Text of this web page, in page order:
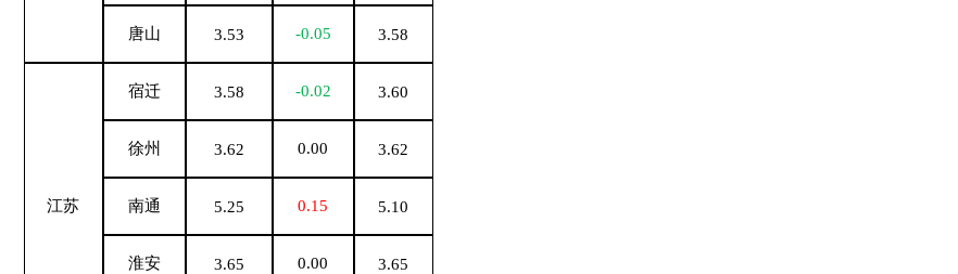
唐山 3.53 -0.05 3.58
江苏
宿迁 3.58 -0.02 3.60
徐州 3.62 0.00 3.62
南通 5.25 0.15 5.10
淮安 3.65 0.00 3.65